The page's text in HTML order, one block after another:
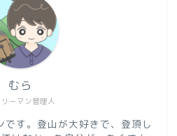
リーマン管理人
むら
す。登山が大好きで、登頂し